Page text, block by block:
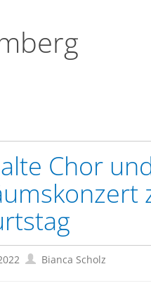
Chor
Bianca Scholz